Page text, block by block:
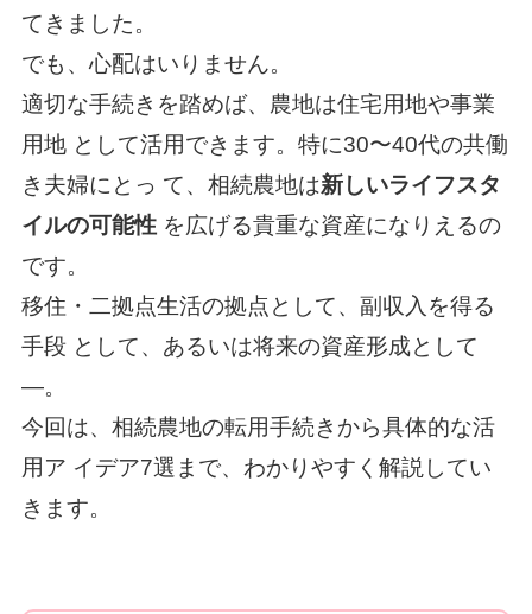
てきました。
でも、心配はいりません。
適切な手続きを踏めば、農地は住宅用地や事業
用地 として活用できます。特に30〜40代の共働
き夫婦にとっ て、相続農地は新しいライフスタ
イルの可能性 を広げる貴重な資産になりえるの
です。
移住・二拠点生活の拠点として、副収入を得る
手段 として、あるいは将来の資産形成として
—。
今回は、相続農地の転用手続きから具体的な活
用ア イデア7選まで、わかりやすく解説してい
きます。